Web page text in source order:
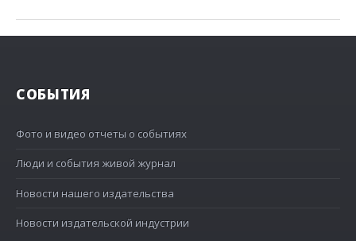
СОБЫТИЯ
Фото и видео отчеты о событиях
Люди и события живой журнал
Новости нашего издательства
Новости издательской индустрии